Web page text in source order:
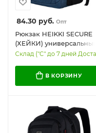
84.30 руб. Опт
Рюкзак HEIKKI SECURE
(ХЕЙКИ) универсальный,
2 отделения, отделение
46x31x19 см, 273896
Склад ("С" до 7 дней
В КОРЗИНУ